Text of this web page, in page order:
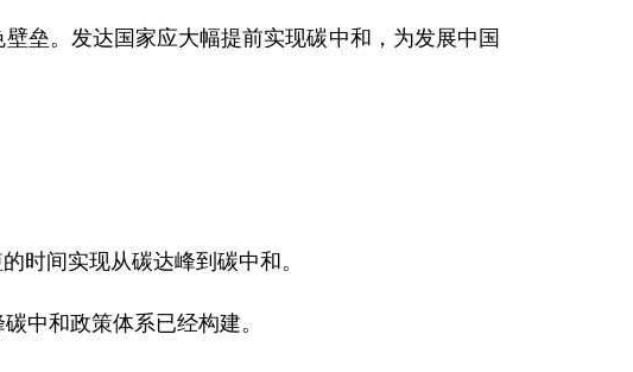
垒。发达国家应大幅提前实现碳中和，为发展中国
时间实现从碳达峰到碳中和。
中和政策体系已经构建。